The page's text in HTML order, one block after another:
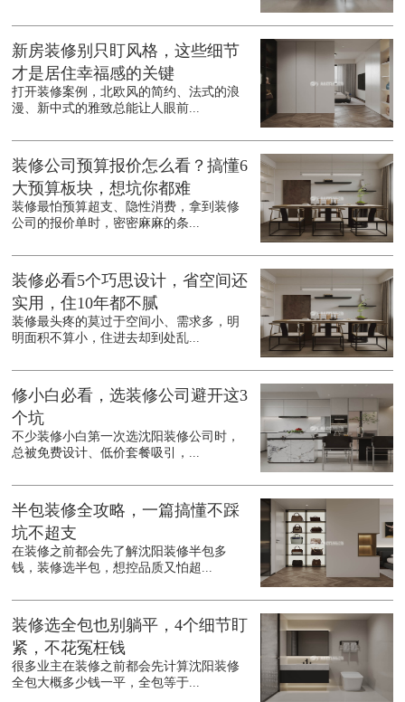
新房装修别只盯风格，这些细节
才是居住幸福感的关键
打开装修案例，北欧风的简约、法式的浪
漫、新中式的雅致总能让人眼前...
装修公司预算报价怎么看？搞懂6
大预算板块，想坑你都难
装修最怕预算超支、隐性消费，拿到装修
公司的报价单时，密密麻麻的条...
装修必看5个巧思设计，省空间还
实用，住10年都不腻
装修最头疼的莫过于空间小、需求多，明
明面积不算小，住进去却到处乱...
修小白必看，选装修公司避开这3
个坑
不少装修小白第一次选沈阳装修公司时，
总被免费设计、低价套餐吸引，...
半包装修全攻略，一篇搞懂不踩
坑不超支
在装修之前都会先了解沈阳装修半包多
钱，装修选半包，想控品质又怕超...
装修选全包也别躺平，4个细节盯
紧，不花冤枉钱
很多业主在装修之前都会先计算沈阳装修
全包大概多少钱一平，全包等于...